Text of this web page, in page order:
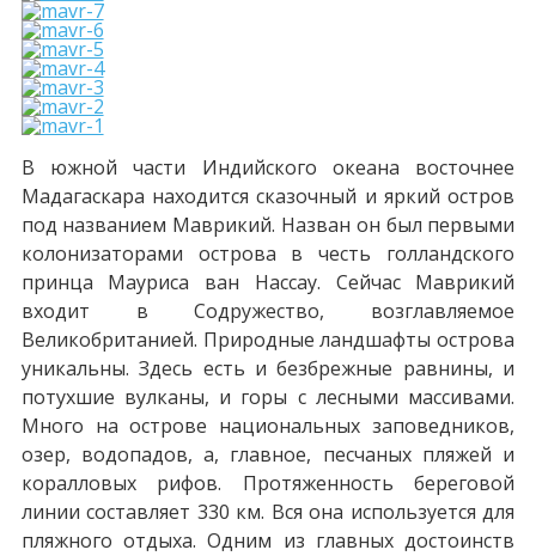
В южной части Индийского океана восточнее
Мадагаскара находится сказочный и яркий остров
под названием Маврикий. Назван он был первыми
колонизаторами острова в честь голландского
принца Мауриса ван Нассау. Сейчас Маврикий
входит в Содружество, возглавляемое
Великобританией. Природные ландшафты острова
уникальны. Здесь есть и безбрежные равнины, и
потухшие вулканы, и горы с лесными массивами.
Много на острове национальных заповедников,
озер, водопадов, а, главное, песчаных пляжей и
коралловых рифов. Протяженность береговой
линии составляет 330 км. Вся она используется для
пляжного отдыха. Одним из главных достоинств